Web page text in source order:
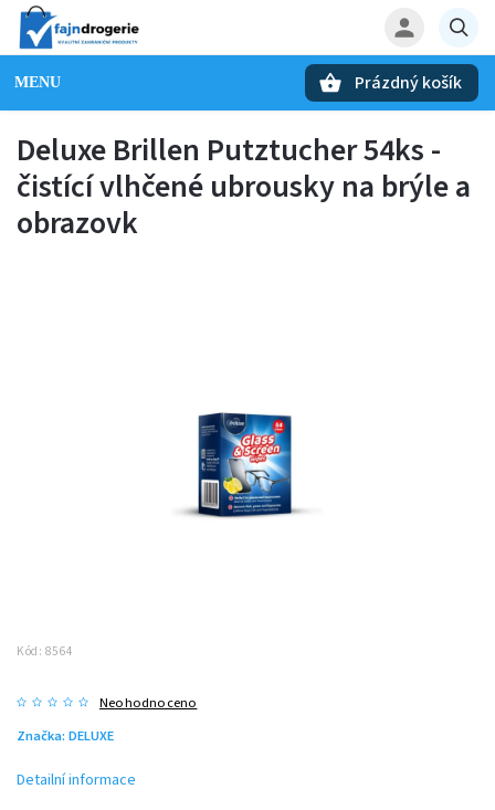
Prázdný košík
Deluxe Brillen Putztucher 54ks -
čistící vlhčené ubrousky na brýle a
obrazovk
Kód: 8564
Neohodnoceno
Značka: DELUXE
Detailní informace